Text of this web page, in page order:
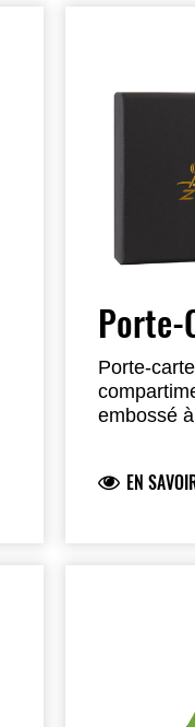
Porte-
Porte-
embossé
EN